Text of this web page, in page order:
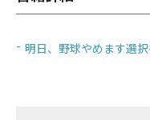
明日、野球やめます選